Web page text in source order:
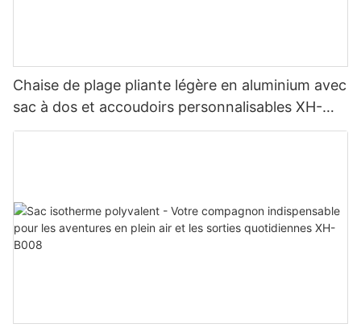
Chaise de plage pliante légère en aluminium avec
sac à dos et accoudoirs personnalisables XH-
T036